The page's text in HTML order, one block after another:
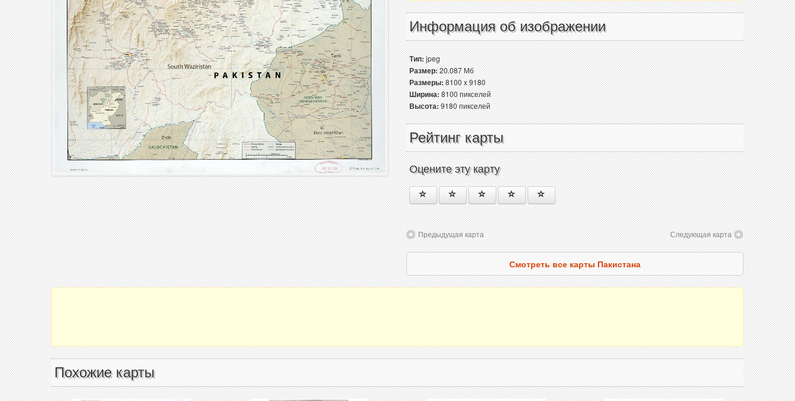
Информация об изображении
Тип:jpeg
Размер:20.087 Мб
Размеры:8100 x 9180
Ширина:8100 пикселей
Высота:9180 пикселей
Рейтинг карты
Оцените эту карту
Предыдущая карта Следующая карта
Смотреть все карты Пакистана
Похожие карты